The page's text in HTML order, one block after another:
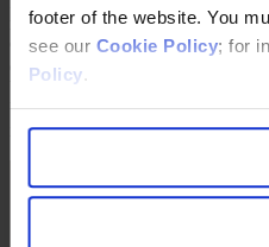
footer of the website. You
see our Cookie Policy; for
Policy.
müssen wir natürlich
Geschäftsmodell nicht
dorthin zu schaffen. Da unser
Unternehmen aufzubauen, muss
Unternehmern sein und nicht die
ich auch nie sein.